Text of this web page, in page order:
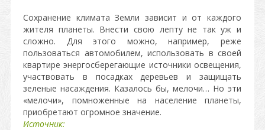
Сохранение климата Земли зависит и от каждого
жителя планеты. Внести свою лепту не так уж и
сложно. Для этого можно, например, реже
пользоваться автомобилем, использовать в своей
квартире энергосберегающие источники освещения,
участвовать в посадках деревьев и защищать
зеленые насаждения. Казалось бы, мелочи… Но эти
«мелочи», помноженные на население планеты,
приобретают огромное значение.
Источник: